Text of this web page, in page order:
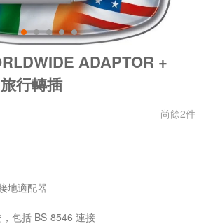
ADAPTOR +
行轉插
尚餘2件
地適配器
包括 BS 8546 連接